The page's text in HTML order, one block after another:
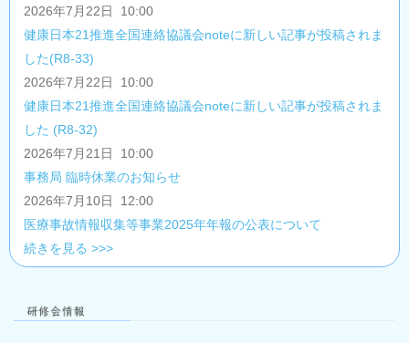
2026年7月22日 10:00
健康日本21推進全国連絡協議会noteに新しい記事が投稿されま
した(R8-33)
2026年7月22日 10:00
健康日本21推進全国連絡協議会noteに新しい記事が投稿されま
した (R8-32)
2026年7月21日 10:00
事務局 臨時休業のお知らせ
2026年7月10日 12:00
医療事故情報収集等事業2025年年報の公表について
続きを見る >>>